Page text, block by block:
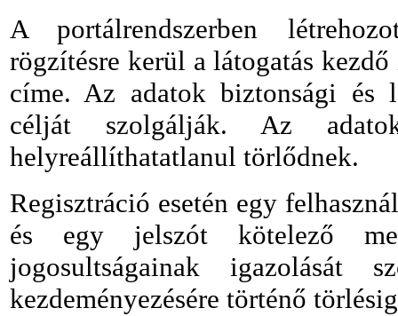
A portálrendszerben
rögzítésre kerül a látogatás
címe. Az adatok biztonsági és
célját szolgálják. Az
helyreállíthatatlanul törlődnek.
Regisztráció esetén egy
és egy jelszót kötelező
jogosultságainak igazolását
kezdeményezésére történő